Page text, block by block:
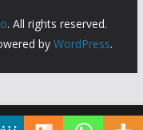
. All rights reserved.
by WordPress.
Diga ao Google que o Algarve Marafado é uma das suas fontes de informação preferidas